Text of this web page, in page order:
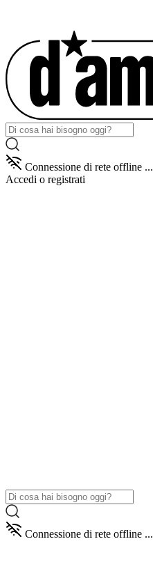
Connessione di rete offline ...
Accedi o registrati
Connessione di rete offline ...